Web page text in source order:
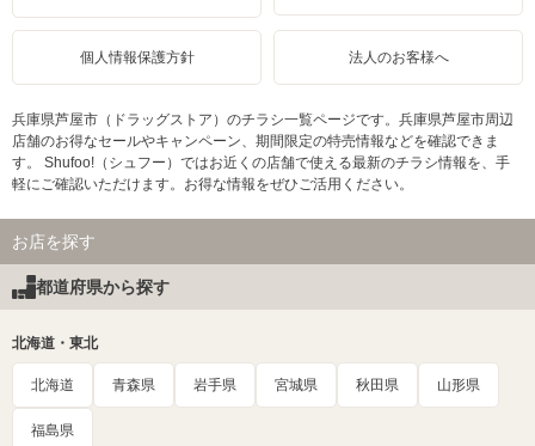
個人情報保護方針 法人のお客様へ
兵庫県芦屋市（ドラッグストア）のチラシ一覧ページです。兵庫県芦屋市周辺
店舗のお得なセールやキャンペーン、期間限定の特売情報などを確認できま
す。 Shufoo!（シュフー）ではお近くの店舗で使える最新のチラシ情報を、手
軽にご確認いただけます。お得な情報をぜひご活用ください。
お店を探す
都道府県から探す
北海道・東北
北海道 青森県 岩手県 宮城県 秋田県 山形県
福島県